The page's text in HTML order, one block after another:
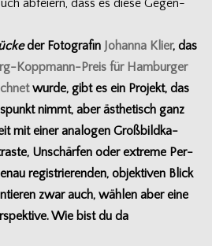
abfei­ern, dass es diese Gegen­
der Foto­gra­fin Johanna Klier, das
Koppmann-Preis für Ham­bur­ger
wurde, gibt es ein Pro­jekt, das
nimmt, aber ästhe­tisch ganz
mit einer ana­lo­gen Groß­bild­ka­
Unschär­fen oder extreme Per­
regis­trie­ren­den, objek­ti­ven Blick
zwar auch, wäh­len aber eine
Wie bist du da